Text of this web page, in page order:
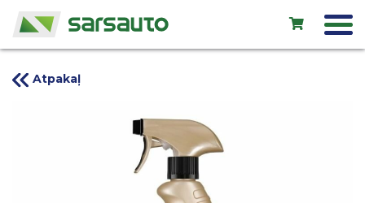
Autoserviss
Noma
Atpakaļ